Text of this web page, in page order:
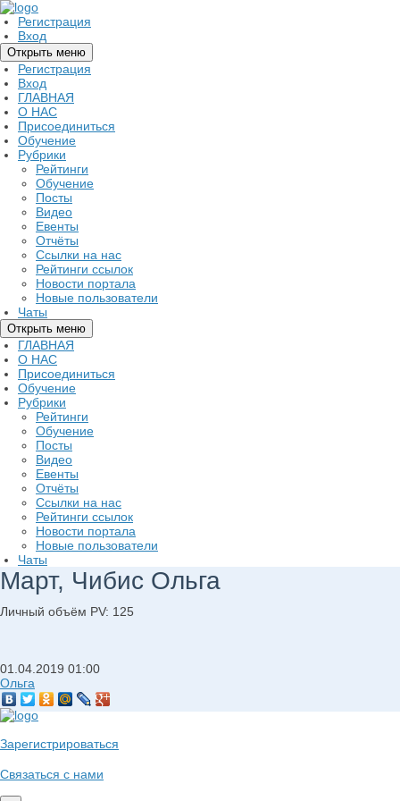
Регистрация
Вход
Открыть меню
Регистрация
Вход
ГЛАВНАЯ
О НАС
Присоединиться
Обучение
Рубрики
Рейтинги
Обучение
Посты
Видео
Евенты
Отчёты
Ссылки на нас
Рейтинги ссылок
Новости портала
Новые пользователи
Чаты
Открыть меню
ГЛАВНАЯ
О НАС
Присоединиться
Обучение
Рубрики
Рейтинги
Обучение
Посты
Видео
Евенты
Отчёты
Ссылки на нас
Рейтинги ссылок
Новости портала
Новые пользователи
Чаты
Март, Чибис Ольга
Личный объём PV: 125
01.04.2019 01:00
Ольга
Зарегистрироваться
Связаться с нами